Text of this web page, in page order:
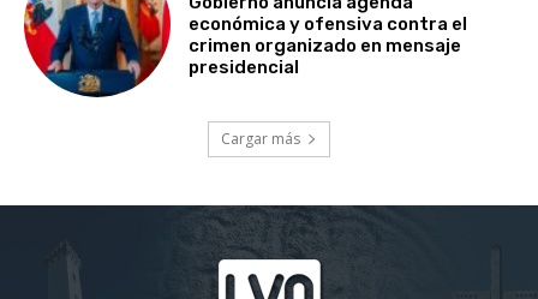
económica y ofensiva contra el
crimen organizado en mensaje
presidencial
Cargar más